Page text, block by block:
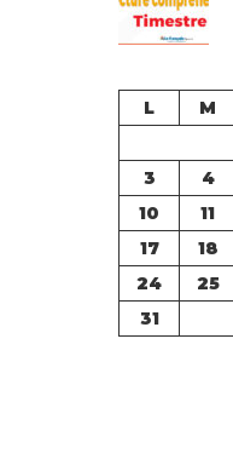
L
M
3
4
10
11
17
18
24
25
31